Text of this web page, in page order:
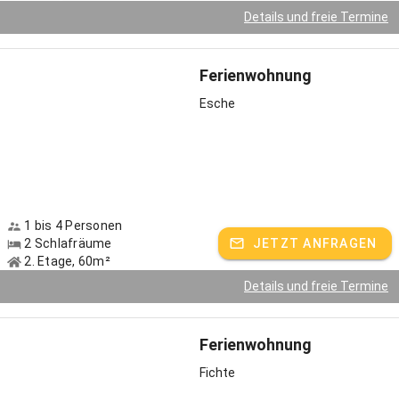
Unser Dorfplatz ist für Sie zu Fuß in 3 Minuten zu erreichen. Er liegt
Dort finden Sie sehr gute Einkaufsmöglichkeiten, mit zwei gut
Region verarbeitet und verkauft. Apotheke, zwei Bankautomaten,
zwei Friseure, verschiedene Gaststätten, eine Eisdiele sowie zwei
- Nutzen Sie über unser Haus die TegernseeCard, diese bietet Ihnen
die Möglichkeit, zahlreiche Freizeitangebote kostenlos oder für 50
% des regulären Preises zu nutzen oder den Spezialtarif bei
Seenschifffahrt und Golfclub. Außerdem können Sie mit dem Bus
- absperrbarer Fahrradunterstand
Details und freie Termine
Ferienwohnung
Esche
1 bis 4 Personen
2 Schlafräume
2. Etage, 60m²
JETZT ANFRAGEN
Details und freie Termine
Ferienwohnung
Fichte